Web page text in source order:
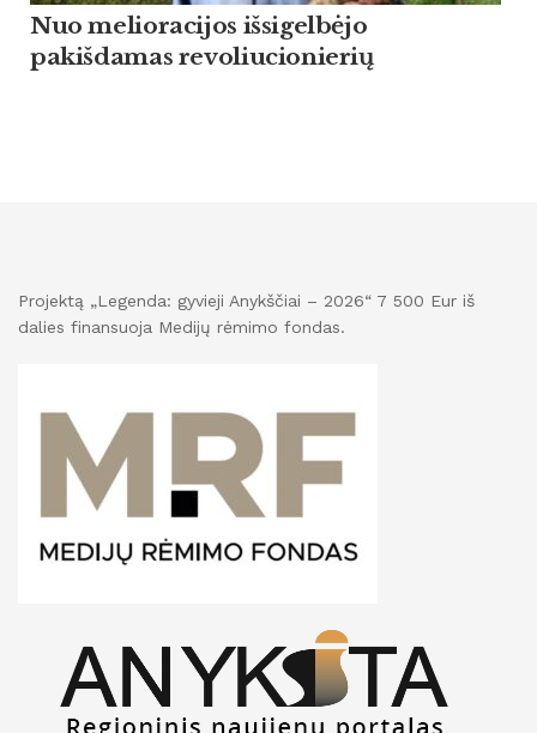
Nuo melioracijos išsigelbėjo
pakišdamas revoliucionierių
Projektą „Legenda: gyvieji Anykščiai – 2026“ 7 500 Eur iš
dalies finansuoja Medijų rėmimo fondas.